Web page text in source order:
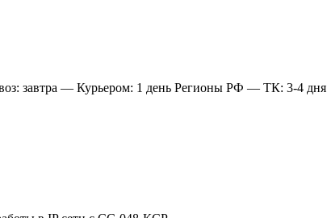
завтра — Курьером: 1 день Регионы РФ — ТК: 3-4 дня